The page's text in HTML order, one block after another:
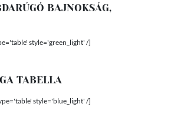
BAJNOKSÁG,
style='green_light' /]
TABELLA
style='blue_light' /]